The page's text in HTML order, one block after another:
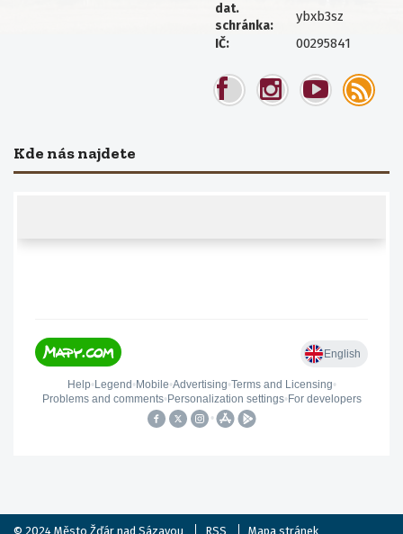
dat.
schránka:
ybxb3sz
IČ: 00295841
Kde nás najdete
© 2024 Město Žďár nad Sázavou RSS Mapa stránek